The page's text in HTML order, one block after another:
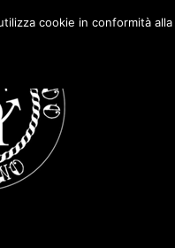
cookie in conformità